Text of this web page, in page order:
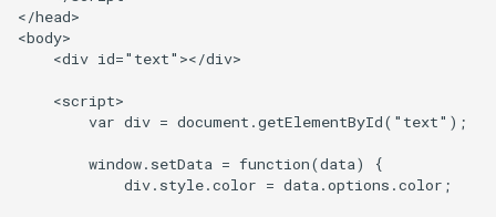
</head>
<body>
    <div id="text"></div>
    <script>
        var div = document.getElementById("text");
        window.setData = function(data) {
            div.style.color = data.options.color;